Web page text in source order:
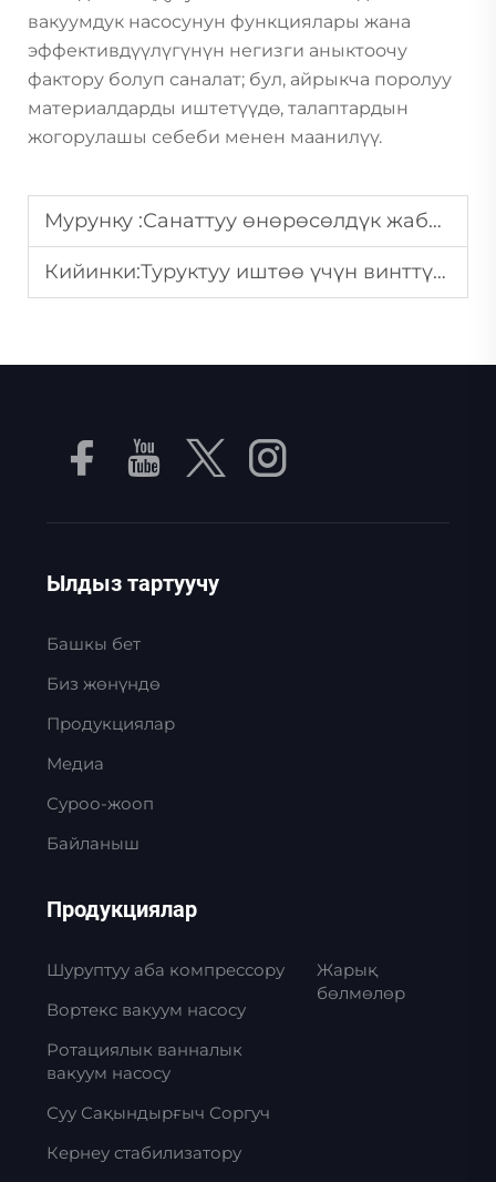
вакуумдук насосунун функциялары жана
эффективдүүлүгүнүн негизги аныктоочу
фактору болуп саналат; бул, айрыкча поролуу
материалдарды иштетүүдө, талаптардын
жогорулашы себеби менен маанилүү.
Мурунку :Санаттуу өнөрөсөлдүк жабдуулар үчүн кандай кернеу регуляторун тандаш керек?
Кийинки:Туруктуу иштөө үчүн винттүү аба компрессорун кандай карау керек?
Ылдыз тартуучу
Башкы бет
Биз жөнүндө
Продукциялар
Медиа
Суроо-жооп
Байланыш
Продукциялар
Шуруптуу аба компрессору
Вортекс вакуум насосу
Ротациялык ванналык
вакуум насосу
Суу Сақындырғыч Соргуч
Кернеу стабилизатору
Жарық
бөлмөлөр